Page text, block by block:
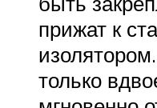
прижат к
только